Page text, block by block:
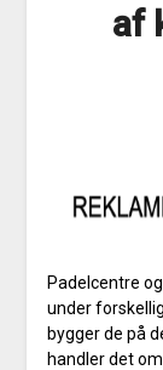
af
Padelcentre
under
bygger de på
handler det